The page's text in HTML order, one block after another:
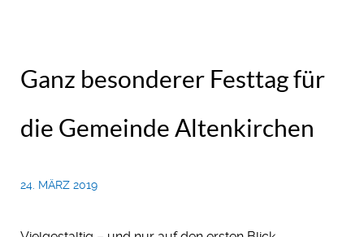
Ganz besonderer Festtag für
die Gemeinde Altenkirchen
24. MÄRZ 2019